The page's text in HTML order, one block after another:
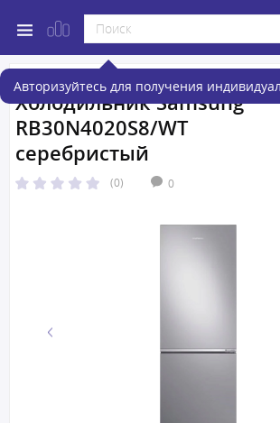
Авторизуйтесь для получения
Холодильник Samsung
RB30N4020S8/WT
серебристый
(0) 0